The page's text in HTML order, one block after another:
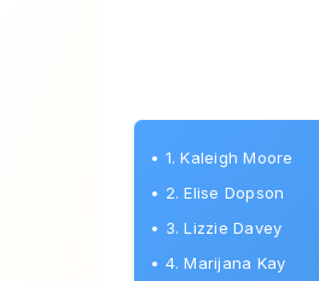
• 1. Kaleigh Moore
• 2. Elise Dopson
• 3. Lizzie Davey
• 4. Marijana Kay